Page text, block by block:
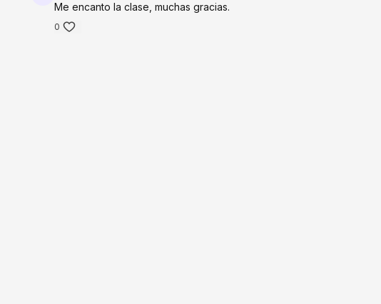
Me encanto la clase, muchas gracias.
0